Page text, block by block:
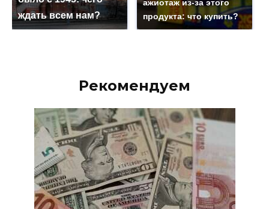
ждать всем нам?
ажиотаж из-за этого
продукта: что купить?
Рекомендуем